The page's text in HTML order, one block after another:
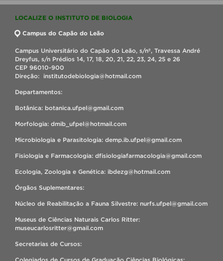
LOCALIZE O INSTITUTO DE BIOLOGIA
Campus do Capão do Leão
Campus Universitário do Capão do Leão, s/nº, Travessa André
Dreyfus, s/n Prédios 14, 17, 18, 20, 21, 22, 23, 24, 25 e 26
CEP 96010-900
Direção: institutodebiologia@hotmail.com
Departamentos:
Botânica: botanica.ufpel@gmail.com
Morfologia: dmib_ufpel@hotmail.com
Microbiologia e Parasitologia: demp.ib.ufpel@gmail.com
Fisiologia e Farmacologia: dfisiologiafarmacologia@gmail.com
Ecologia, Zoologia e Genética: ibdezg@hotmail.com
Órgãos Suplementares:
Núcleo de Reabilitação a Fauna Silvestre: nurfs.ufpel@gmail.com
Museus de Ciências Naturais Carlos Ritter:
museucarlosritter@gmail.com
Secretarias de Cursos: